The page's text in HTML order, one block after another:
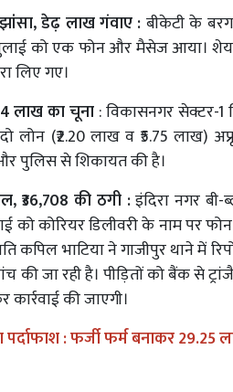
डेढ़ लाख गंवाए : बीकेटी के
को एक फोन और मैसेज आया।
लिए गए।
लाख का चूना : विकासनगर सेक्टर-
लोन (₹2.20 लाख व ₹5.75 लाख)
पुलिस से शिकायत की है।
₹36,708 की ठगी :इंदिरा नगर
को कोरियर डिलीवरी के नाम पर
कपिल भाटिया ने गाजीपुर थाने में
की जा रही है। पीड़ितों को बैंक से
की जाएगी।
: फर्जी फर्म बनाकर 29.25